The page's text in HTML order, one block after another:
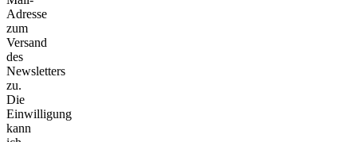
Adresse
zum
Versand
des
Newsletters
zu.
Die
Einwilligung
kann